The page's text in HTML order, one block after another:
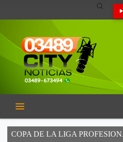
COPA DE LA LIGA